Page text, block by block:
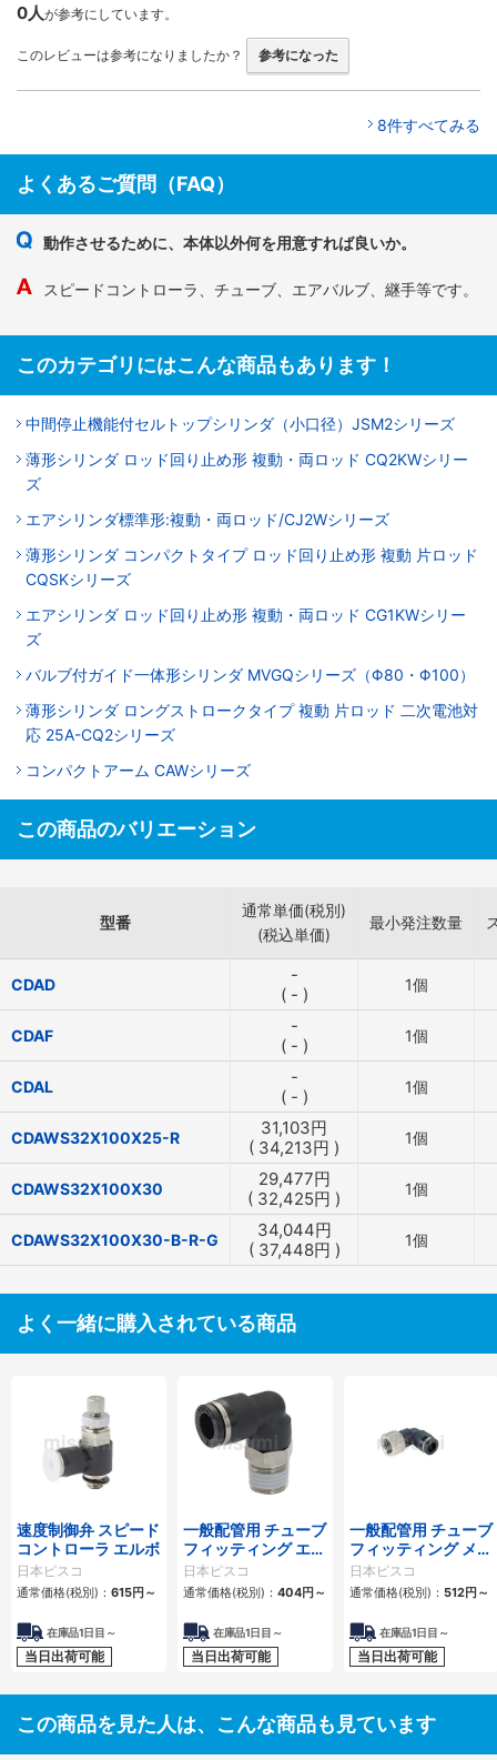
0人が参考にしています。
このレビューは参考になりましたか？ 参考になった
8件すべてみる
よくあるご質問（FAQ）
動作させるために、本体以外何を用意すれば良いか。
スピードコントローラ、チューブ、エアバルブ、継手等です。
このカテゴリにはこんな商品もあります！
中間停止機能付セルトップシリンダ（小口径）JSM2シリーズ
薄形シリンダ ロッド回り止め形 複動・両ロッド CQ2KWシリー
ズ
エアシリンダ標準形:複動・両ロッド/CJ2Wシリーズ
薄形シリンダ コンパクトタイプ ロッド回り止め形 複動 片ロッド
CQSKシリーズ
エアシリンダ ロッド回り止め形 複動・両ロッド CG1KWシリー
ズ
バルブ付ガイド一体形シリンダ MVGQシリーズ（Φ80・Φ100）
薄形シリンダ ロングストロークタイプ 複動 片ロッド 二次電池対
応 25A-CQ2シリーズ
コンパクトアーム CAWシリーズ
この商品のバリエーション
型番
通常単価(税別)
(税込単価)
最小発注数量
CDAD
-
( - ) 1個
CDAF
-
( - ) 1個
CDAL
-
( - ) 1個
CDAWS32X100X25-R 31,103円
( 34,213円 ) 1個
CDAWS32X100X30 29,477円
( 32,425円 ) 1個
CDAWS32X100X30-B-R-G 34,044円
( 37,448円 ) 1個
よく一緒に購入されている商品
速度制御弁 スピード
コントローラ エルボ
日本ピスコ
通常価格(税別)： 615円 ～
在庫品1日目～
当日出荷可能
一般配管用 チューブ
フィッティング エル
ボ
日本ピスコ
通常価格(税別)： 404円 ～
在庫品1日目～
当日出荷可能
一般配管用 チューブ
フィッティング メス
エルボ
日本ピスコ
通常価格(税別)： 512円 ～
在庫品1日目～
当日出荷可能
この商品を見た人は、こんな商品も見ています